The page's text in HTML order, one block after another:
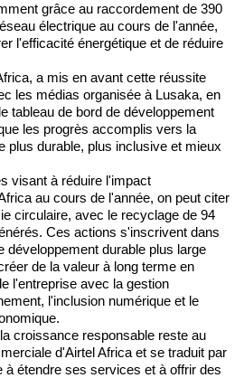
grâce au raccordement de 390
électrique au cours de l'année,
l'efficacité énergétique et de réduire
a mis en avant cette réussite
les médias organisée à Lusaka, en
tableau de bord de développement
les progrès accomplis vers la
plus durable, plus inclusive et mieux
visant à réduire l'impact
au cours de l'année, on peut citer
circulaire, avec le recyclage de 94
Ces actions s'inscrivent dans
développement durable plus large
de la valeur à long terme en
l'entreprise avec la gestion
l'inclusion numérique et le
croissance responsable reste au
d'Airtel Africa et se traduit par
à étendre ses services et à offrir des